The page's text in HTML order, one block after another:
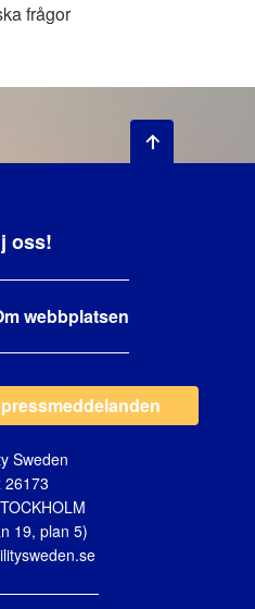
frågor
oss!
webbplatsen
Sweden
26173
19, plan 5)